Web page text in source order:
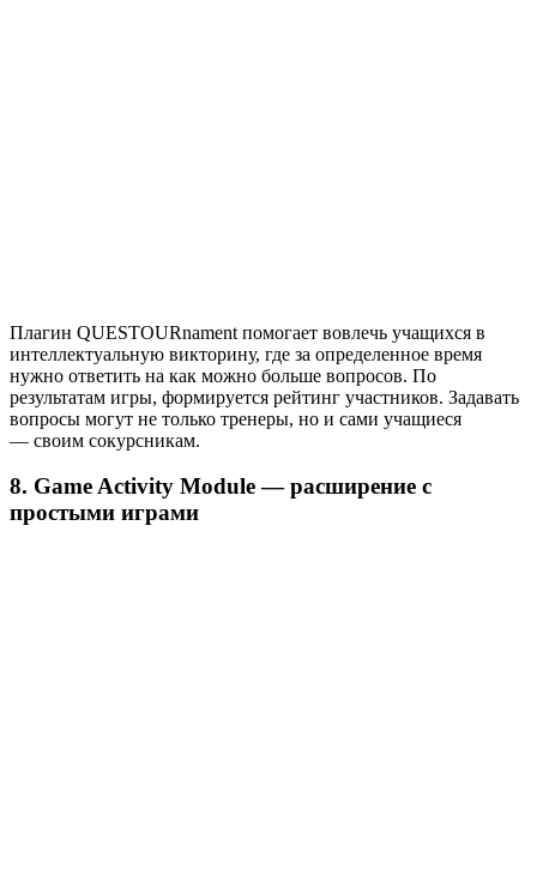
Плагин QUESTOURnament помогает вовлечь учащихся в
интеллектуальную викторину, где за определенное время
нужно ответить на как можно больше вопросов. По
результатам игры, формируется рейтинг участников. Задавать
вопросы могут не только тренеры, но и сами учащиеся
— своим сокурсникам.
8. Game Activity Module — расширение с
простыми играми